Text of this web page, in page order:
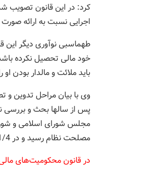
اجرایی نسبت به ارائه
خود مالی تحصیل نکرده
باید ملائت و مالدار بودن
وی با بیان مراحل تدوین و
مصلحت نظام رسید و در 21/4/ 94 از طریق روزنامه رسمی ابلاغ رسمی شد.
در قانون محکومیت‌های